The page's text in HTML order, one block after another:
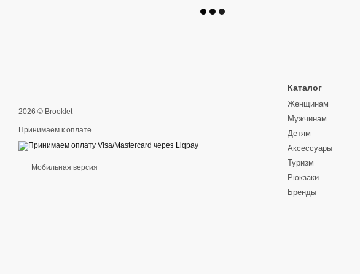
2026 © Brooklet
Принимаем к оплате
Мобильная версия
Каталог
Женщинам
Мужчинам
Детям
Аксессуары
Туризм
Рюкзаки
Бренды